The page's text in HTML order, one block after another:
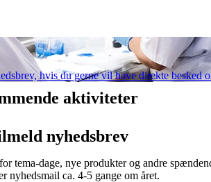
hvis du gerne vil have direkte besked
aktiviteter
nyhedsbrev
tema-dage, nye produkter og andre
nyhedsmail ca. 4-5 gange om året.